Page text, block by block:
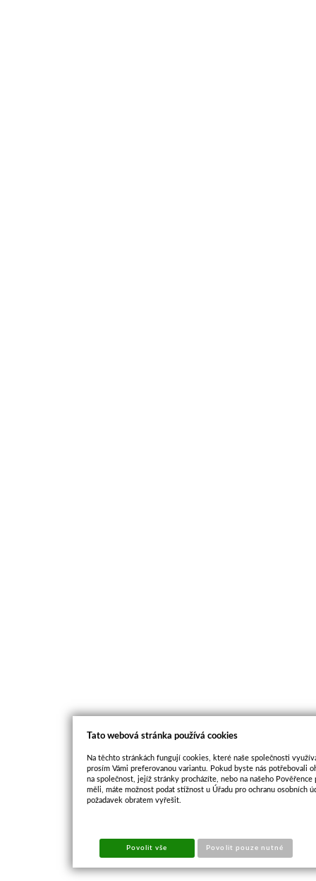
Tato webová stránka používá cookies
Na těchto stránkách fungují cookies, které naše společnosti
prosím Vámi preferovanou variantu. Pokud byste nás potřebovali
na společnost, jejíž stránky procházíte, nebo na našeho
měli, máte možnost podat stížnost u Úřadu pro ochranu osobních
požadavek obratem vyřešit.
Povolit vše Povolit pouze nutné